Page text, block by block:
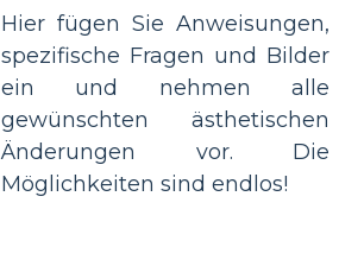
Hier fügen Sie Anweisungen,
spezifische Fragen und Bilder
ein und nehmen alle
gewünschten ästhetischen
Änderungen vor. Die
Möglichkeiten sind endlos!